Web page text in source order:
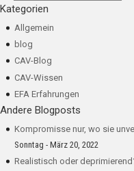
Kategorien
Allgemein
blog
CAV-Blog
CAV-Wissen
EFA Erfahrungen
Andere Blogposts
Kompromisse nur, wo sie
Sonntag - März 20, 2022
Realistisch oder